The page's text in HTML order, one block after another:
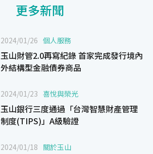
更多新聞
2024/01/26 個人服務
玉山財管2.0再寫紀錄 首家完成發行境內
外結構型金融債券商品
2024/01/23 喜悅與榮光
玉山銀行三度通過「台灣智慧財產管理
制度(TIPS)」A級驗證
2024/01/18 關於玉山